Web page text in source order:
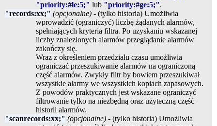
"priority:#le:5;" lub "priority:#ge:5;".
"records:xx;" (opcjonalne) - (tylko historia) Umożliwia
wprowadzić (ograniczyć) liczbę żądanych alarmów,
spełniających kryteria filtra. Po uzyskaniu wskazanej
liczby znalezionych alarmów przeglądanie alarmów
zakończy się.
Wraz z określeniem przedziału czasu umożliwia
ograniczać przeszukiwanie alarmów na ograniczoną
część alarmów. Zwykły filtr by bowiem przeszukiwał
wszystkie alarmy we wszystkich kopiach zapasowych.
Z powodów praktycznych jest wskazane ograniczyć
filtrowanie tylko na niezbędną oraz użyteczną część
historii alarmów.
"scanrecords:xx;" (opcjonalne) - (tylko historia) Umożliwia